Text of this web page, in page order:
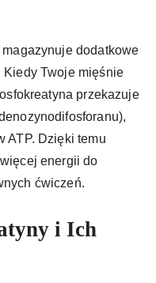
dodatkowe
Kiedy Twoje mięśnie
przekazuje
ATP. Dzięki temu
energii do
ćwiczeń.
i Ich